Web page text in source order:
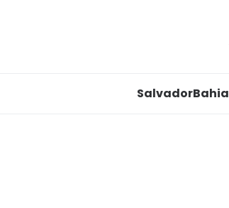
SalvadorBahia